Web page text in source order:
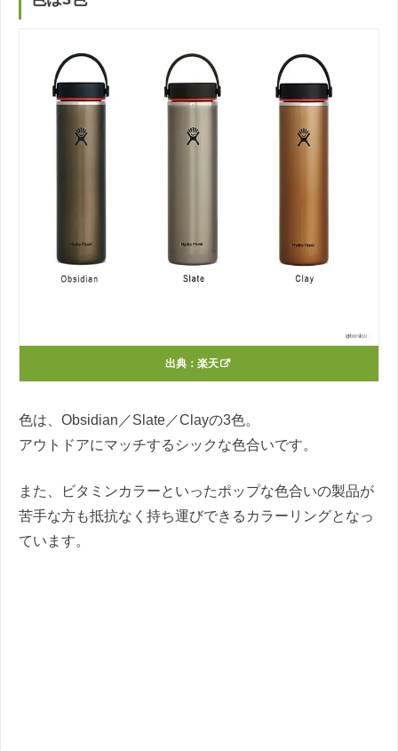
出典： 楽天
色は、Obsidian／Slate／Clayの3色。
アウトドアにマッチするシックな色合いです。
また、ビタミンカラーといったポップな色合いの製品が
苦手な方も抵抗なく持ち運びできるカラーリングとなっ
ています。